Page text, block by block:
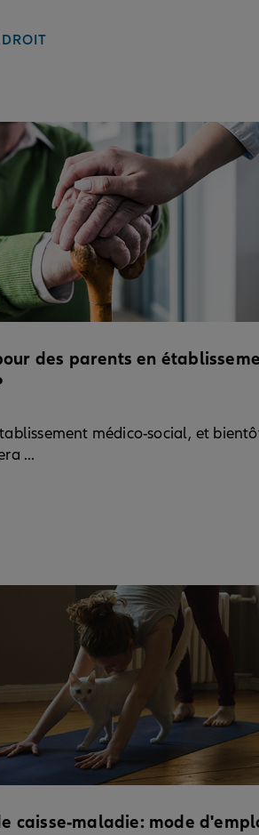
des parents en
médico-social, et
...
caisse-maladie: mode